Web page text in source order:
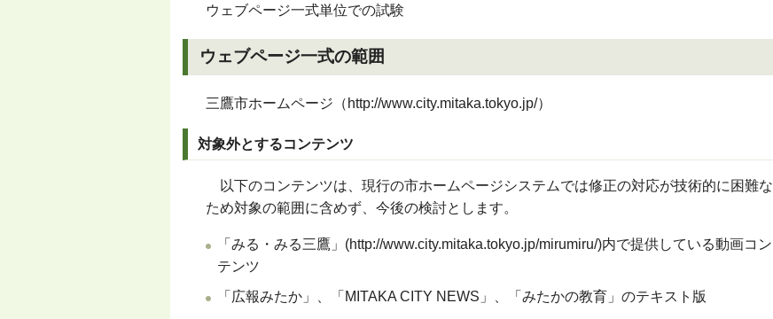
ウェブページ一式単位での試験
ウェブページ一式の範囲
三鷹市ホームページ（http://www.city.mitaka.tokyo.jp/）
対象外とするコンテンツ
以下のコンテンツは、現行の市ホームページシステムでは修正の対応が技術的に困難な
ため対象の範囲に含めず、今後の検討とします。
「みる・みる三鷹」(http://www.city.mitaka.tokyo.jp/mirumiru/)内で提供している動画コン
テンツ
「広報みたか」、「MITAKA CITY NEWS」、「みたかの教育」のテキスト版